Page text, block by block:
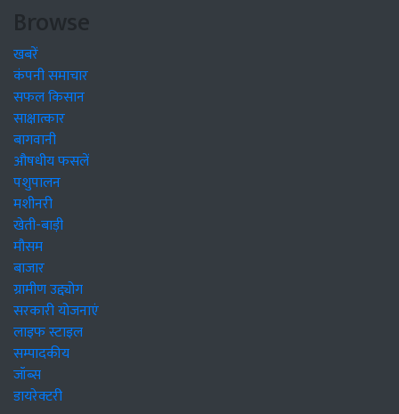
Browse
खबरें
कंपनी समाचार
सफल किसान
साक्षात्कार
बागवानी
औषधीय फसलें
पशुपालन
मशीनरी
खेती-बाड़ी
मौसम
बाजार
ग्रामीण उद्द्योग
सरकारी योजनाएं
लाइफ स्टाइल
सम्पादकीय
जॉब्स
डायरेक्टरी